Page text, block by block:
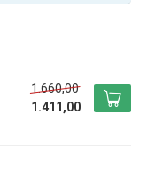
1.660,00
1.411,00